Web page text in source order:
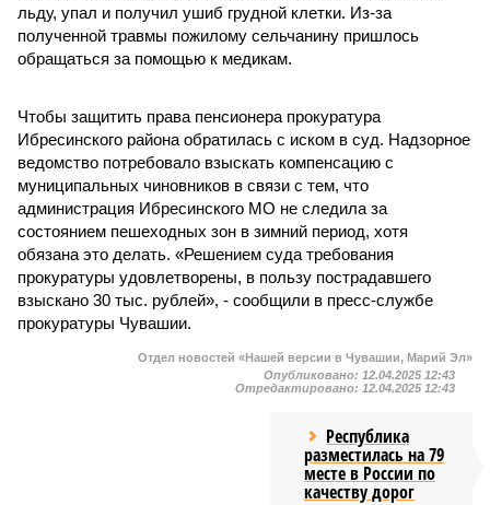
льду, упал и получил ушиб грудной клетки. Из-за
полученной травмы пожилому сельчанину пришлось
обращаться за помощью к медикам.
Чтобы защитить права пенсионера прокуратура
Ибресинского района обратилась с иском в суд. Надзорное
ведомство потребовало взыскать компенсацию с
муниципальных чиновников в связи с тем, что
администрация Ибресинского МО не следила за
состоянием пешеходных зон в зимний период, хотя
обязана это делать. «Решением суда требования
прокуратуры удовлетворены, в пользу пострадавшего
взыскано 30 тыс. рублей», - сообщили в пресс-службе
прокуратуры Чувашии.
Отдел новостей «Нашей версии в Чувашии, Марий Эл»
Опубликовано: 12.04.2025 12:43
Отредактировано: 12.04.2025 12:43
Республика
разместилась на 79
месте в России по
качеству дорог